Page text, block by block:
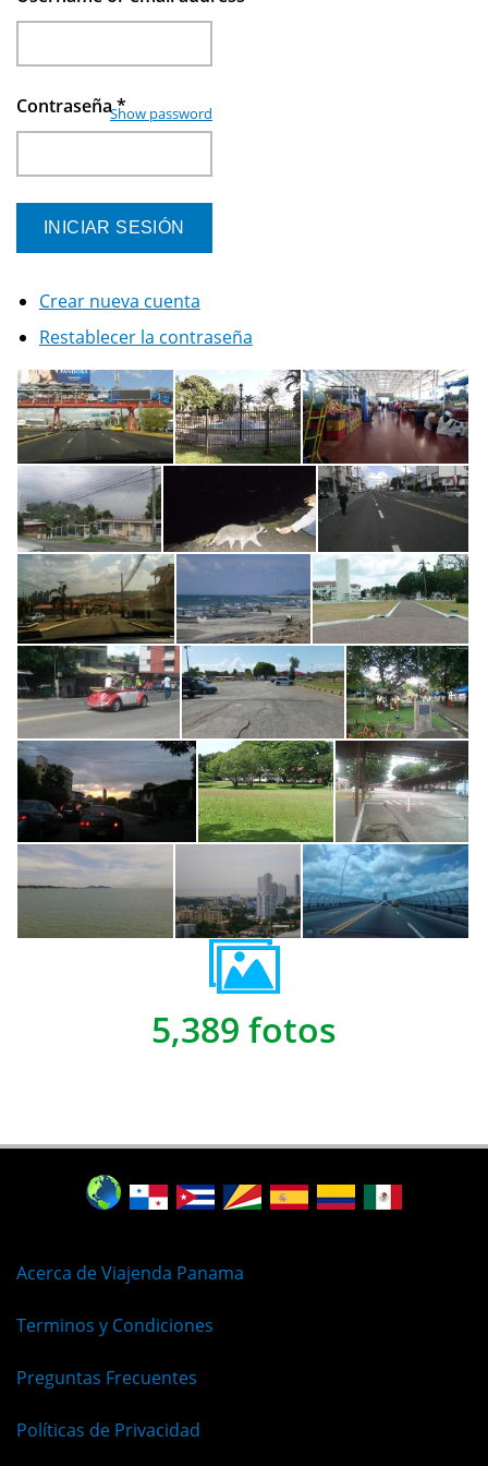
Contraseña*
Show password
Crear nueva cuenta
Restablecer la contraseña
5,389 fotos
Acerca de Viajenda Panama
Terminos y Condiciones
Preguntas Frecuentes
Políticas de Privacidad